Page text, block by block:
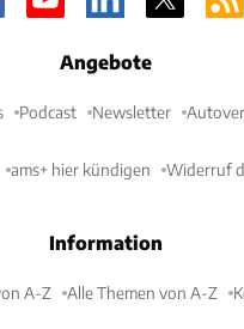
Angebote
Podcast Newsletter
ams+ hier kündigen Widerruf
Information
A-Z Alle Themen von A-Z